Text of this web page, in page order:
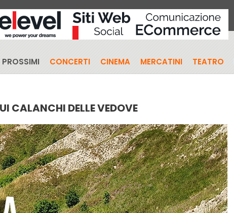
PROSSIMI CONCERTI CINEMA MERCATINI TEATRO
CALANCHI DELLE VEDOVE